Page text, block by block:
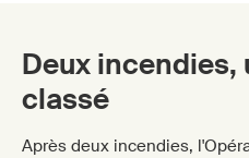
Deux incendies,
classé
Après deux incendies,